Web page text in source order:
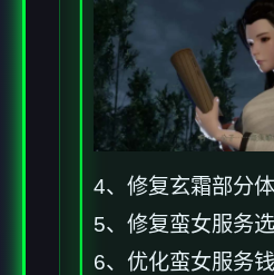
4、修复玄霜部分
5、修复蛮女服务
6、优化蛮女服务